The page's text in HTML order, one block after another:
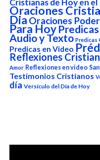
Oraciones
DiaOraciones
Para Hoy
Audio y Texto Predicas
Predicas en Video
Reflexiones
Amor Reflexiones en video
Testimonios Cristianos
día Versículo del Día de Hoy
Reproductor